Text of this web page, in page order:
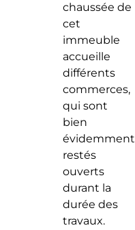
chaussée de
cet
immeuble
accueille
différents
commerces,
qui sont
bien
évidemment
restés
ouverts
durant la
durée des
travaux.